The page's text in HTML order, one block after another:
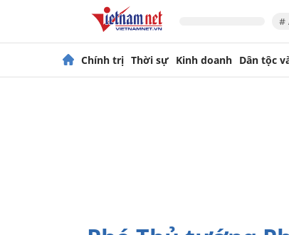
#
Chính trị Thời sự Kinh doanh Dân tộc